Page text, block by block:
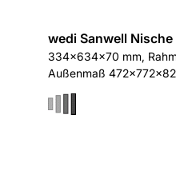
wedi Sanwell
334x634x70 mm,
Außenmaß